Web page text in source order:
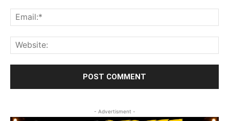
- Advertisment -